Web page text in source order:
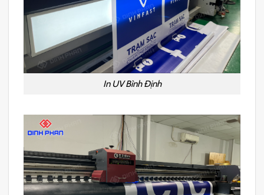
In UV Bình Định